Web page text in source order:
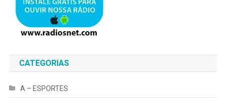
CATEGORIAS
A – ESPORTES